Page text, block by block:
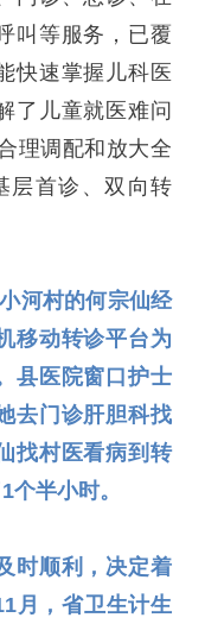
叫等服务，已覆
快速掌握儿科医
了儿童就医难问
理调配和放大全
层首诊、双向转
河村的何宗仙经
移动转诊平台为
县医院窗口护士
去门诊肝胆科找
找村医看病到转
半小时。
时顺利，决定着
月，省卫生计生